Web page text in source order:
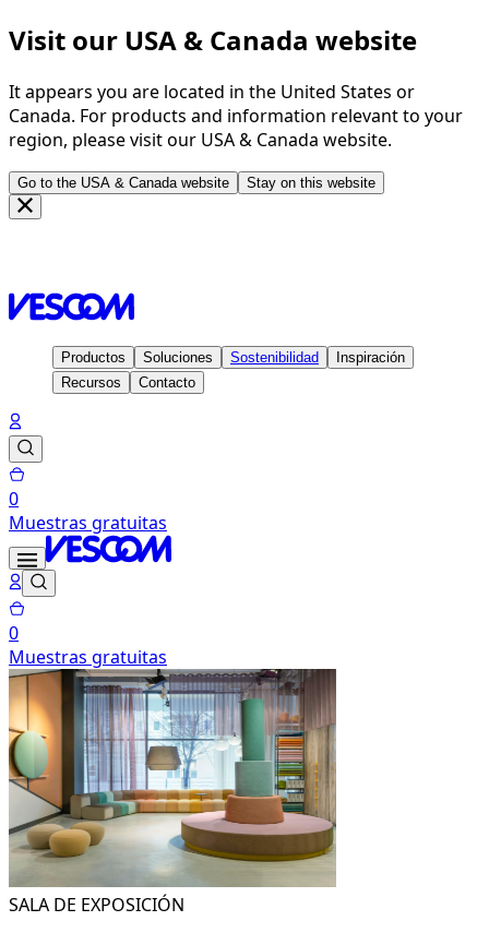
Visit our USA & Canada website
It appears you are located in the United States or
Canada. For products and information relevant to your
region, please visit our USA & Canada website.
Go to the USA & Canada website Stay on this website
Página de inicio
Productos Soluciones Sostenibilidad
Inspiración
Recursos
Contacto
0
Muestras gratuitas
0
Muestras gratuitas
SALA DE EXPOSICIÓN